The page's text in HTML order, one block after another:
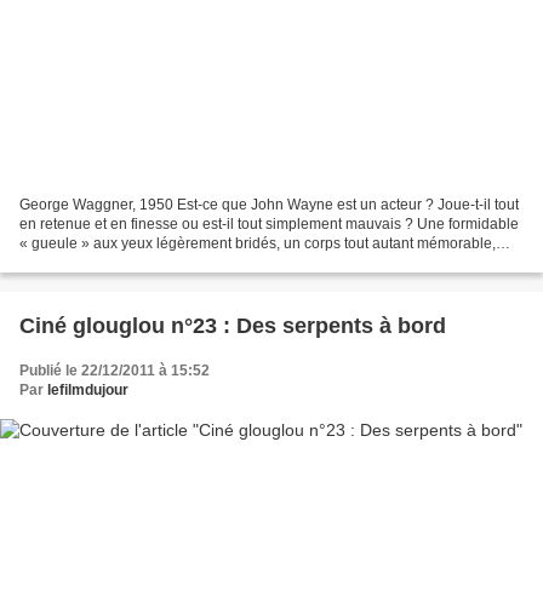
George Waggner, 1950 Est-ce que John Wayne est un acteur ? Joue-t-il tout
en retenue et en finesse ou est-il tout simplement mauvais ? Une formidable
« gueule » aux yeux légèrement bridés, un corps tout autant mémorable,
Ciné glouglou n°23 : Des serpents à bord
Publié le 22/12/2011 à 15:52
Par lefilmdujour